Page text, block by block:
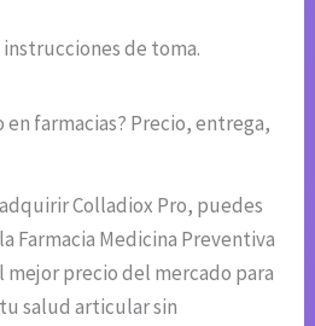
de toma.
en farmacias? Precio, entrega,
Colladiox Pro, puedes
Farmacia Medicina Preventiva
mejor precio del mercado para
salud articular sin